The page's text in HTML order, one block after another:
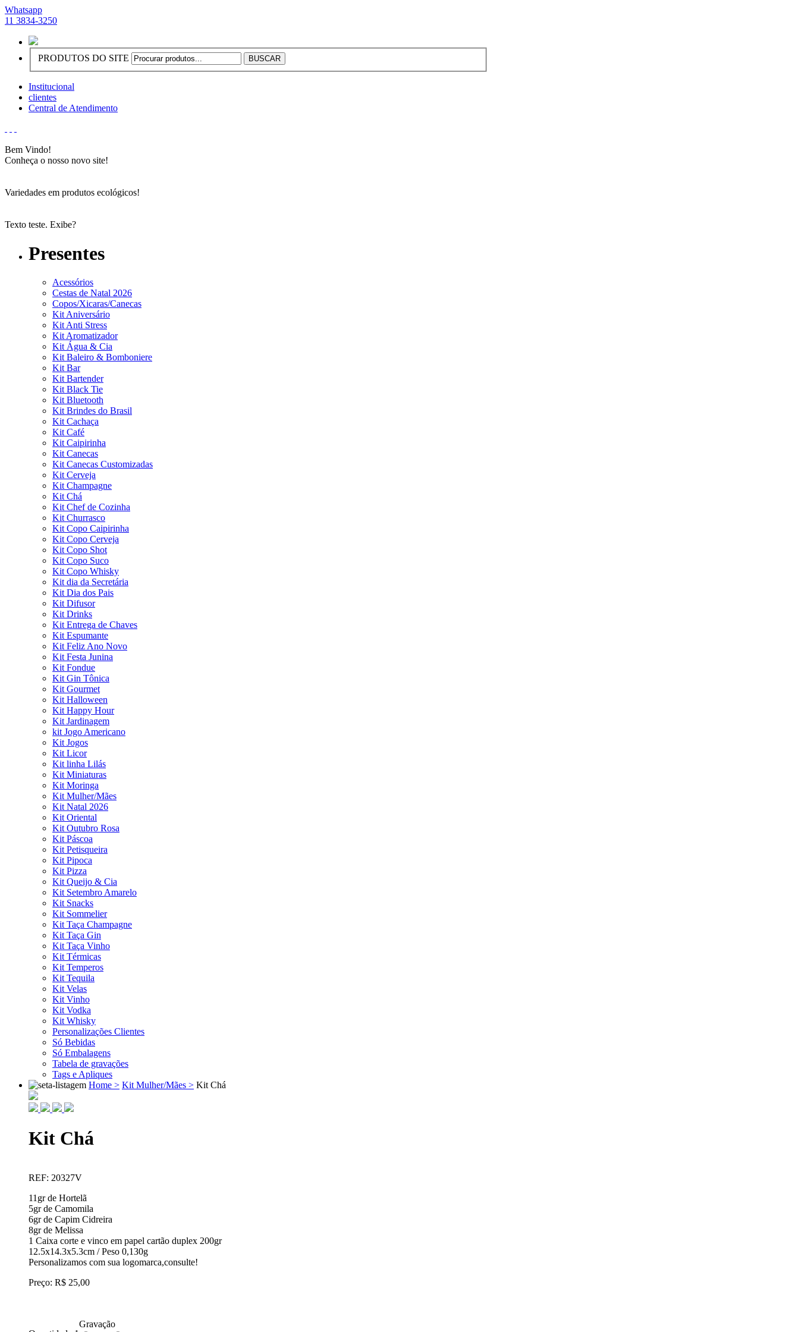
Whatsapp
11 3834-3250
PRODUTOS DO SITE
Institucional
clientes
Central de Atendimento
Bem Vindo!
Conheça o nosso novo site!
Variedades em produtos ecológicos!
Texto teste. Exibe?
Presentes
Acessórios
Cestas de Natal 2026
Copos/Xicaras/Canecas
Kit Aniversário
Kit Anti Stress
Kit Aromatizador
Kit Água & Cia
Kit Baleiro & Bomboniere
Kit Bar
Kit Bartender
Kit Black Tie
Kit Bluetooth
Kit Brindes do Brasil
Kit Cachaça
Kit Café
Kit Caipirinha
Kit Canecas
Kit Canecas Customizadas
Kit Cerveja
Kit Champagne
Kit Chá
Kit Chef de Cozinha
Kit Churrasco
Kit Copo Caipirinha
Kit Copo Cerveja
Kit Copo Shot
Kit Copo Suco
Kit Copo Whisky
Kit dia da Secretária
Kit Dia dos Pais
Kit Difusor
Kit Drinks
Kit Entrega de Chaves
Kit Espumante
Kit Feliz Ano Novo
Kit Festa Junina
Kit Fondue
Kit Gin Tônica
Kit Gourmet
Kit Halloween
Kit Happy Hour
Kit Jardinagem
kit Jogo Americano
Kit Jogos
Kit Licor
Kit linha Lilás
Kit Miniaturas
Kit Moringa
Kit Mulher/Mães
Kit Natal 2026
Kit Oriental
Kit Outubro Rosa
Kit Páscoa
Kit Petisqueira
Kit Pipoca
Kit Pizza
Kit Queijo & Cia
Kit Setembro Amarelo
Kit Snacks
Kit Sommelier
Kit Taça Champagne
Kit Taça Gin
Kit Taça Vinho
Kit Térmicas
Kit Temperos
Kit Tequila
Kit Velas
Kit Vinho
Kit Vodka
Kit Whisky
Personalizações Clientes
Só Bebidas
Só Embalagens
Tabela de gravações
Tags e Apliques
Home > Kit Mulher/Mães > Kit Chá
Kit Chá
REF: 20327V
11gr de Hortelã
5gr de Camomila
6gr de Capim Cidreira
8gr de Melissa
1 Caixa corte e vinco em papel cartão duplex 200gr
12.5x14.3x5.3cm / Peso 0,130g
Personalizamos com sua logomarca,consulte!
Preço: R$ 25,00
Gravação